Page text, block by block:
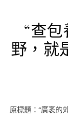
“查
野，就
原標題：“廣袤